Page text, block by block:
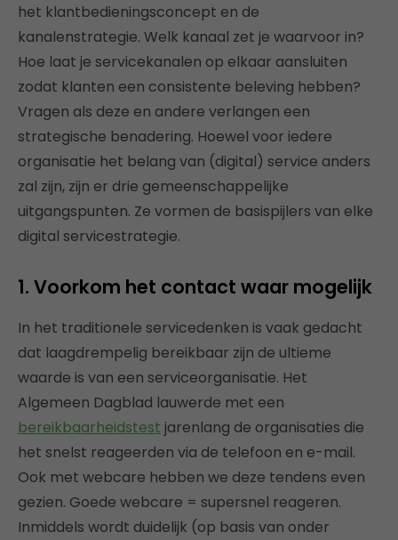
het klantbedieningsconcept en de
kanalenstrategie. Welk kanaal zet je waarvoor in?
Hoe laat je servicekanalen op elkaar aansluiten
zodat klanten een consistente beleving hebben?
Vragen als deze en andere verlangen een
strategische benadering. Hoewel voor iedere
organisatie het belang van (digital) service anders
zal zijn, zijn er drie gemeenschappelijke
uitgangspunten. Ze vormen de basispijlers van elke
digital servicestrategie.
1. Voorkom het contact waar mogelijk
In het traditionele servicedenken is vaak gedacht
dat laagdrempelig bereikbaar zijn de ultieme
waarde is van een serviceorganisatie. Het
Algemeen Dagblad lauwerde met een
bereikbaarheidstest jarenlang de organisaties die
het snelst reageerden via de telefoon en e-mail.
Ook met webcare hebben we deze tendens even
gezien. Goede webcare = supersnel reageren.
Inmiddels wordt duidelijk (op basis van onder